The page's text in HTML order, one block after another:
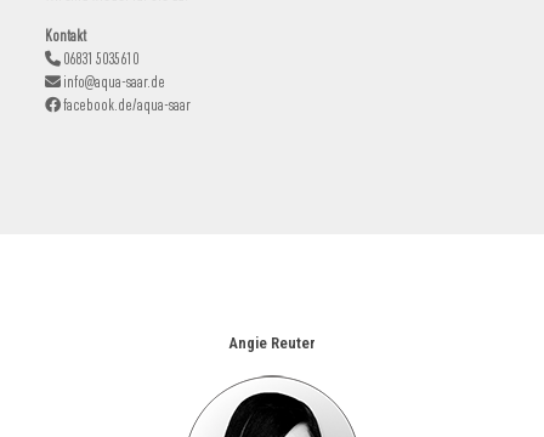
Kontakt
06831 5035610
info@aqua-saar.de
facebook.de/aqua-saar
Angie Reuter